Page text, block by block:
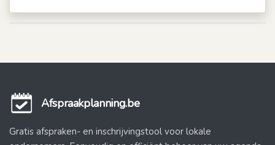
Afspraakplanning.be
Gratis afspraken- en inschrijvingstool voor lokale